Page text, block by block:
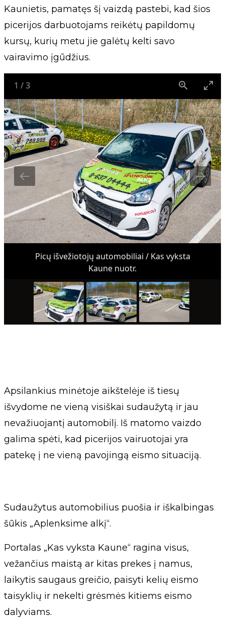
Kaunietis, pamatęs šį vaizdą pastebi, kad šios
picerijos darbuotojams reikėtų papildomų
kursų, kurių metu jie galėtų kelti savo
vairavimo įgūdžius.
1 /3
Picų išvežiotojų automobiliai / Kas vyksta
Kaune nuotr.
Apsilankius minėtoje aikštelėje iš tiesų
išvydome ne vieną visiškai sudaužytą ir jau
nevažiuojantį automobilį. Iš matomo vaizdo
galima spėti, kad picerijos vairuotojai yra
patekę į ne vieną pavojingą eismo situaciją.
Sudaužytus automobilius puošia ir iškalbingas
šūkis „Aplenksime alkį“.
Portalas „Kas vyksta Kaune“ ragina visus,
vežančius maistą ar kitas prekes į namus,
laikytis saugaus greičio, paisyti kelių eismo
taisyklių ir nekelti grėsmės kitiems eismo
dalyviams.